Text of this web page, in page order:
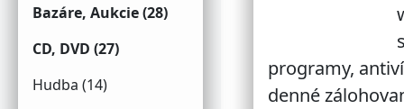
Bazáre, Aukcie (28)
CD, DVD (27)
Hudba (14)
programy,
denné